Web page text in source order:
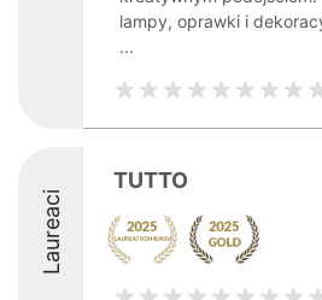
lampy, oprawki i
...
Laureaci
TUTTO